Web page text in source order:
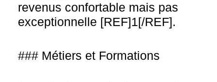
revenus confortable mais pas
exceptionnelle [REF]1[/REF].
### Métiers et Formations